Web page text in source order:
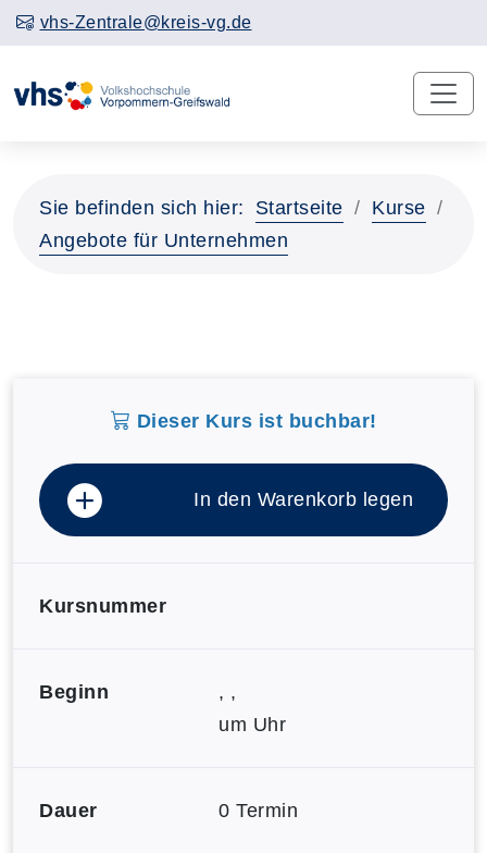
vhs-Zentrale@kreis-vg.de
Sie befinden sich hier: Startseite
Kurse
Angebote für Unternehmen
Dieser Kurs ist buchbar!
In den Warenkorb legen
Kursnummer
Beginn
, ,
um Uhr
Dauer 0 Termin